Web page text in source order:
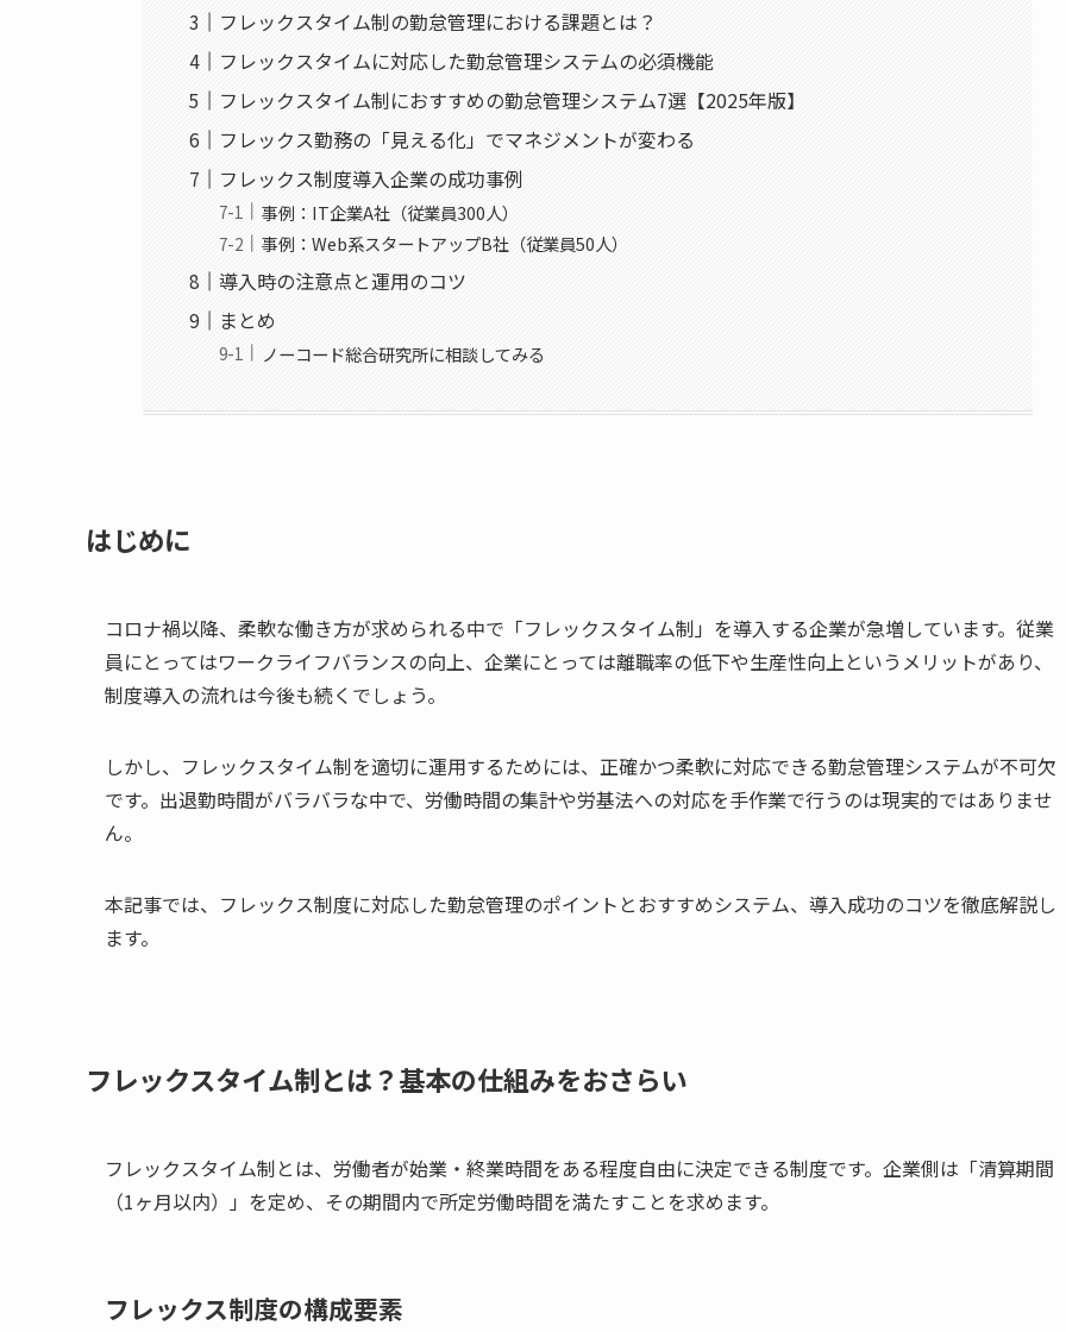
フレックスタイム制の勤怠管理における課題とは？
フレックスタイムに対応した勤怠管理システムの必須機能
フレックスタイム制におすすめの勤怠管理システム7選【2025年版】
フレックス勤務の「見える化」でマネジメントが変わる
フレックス制度導入企業の成功事例
事例：IT企業A社（従業員300人）
事例：Web系スタートアップB社（従業員50人）
導入時の注意点と運用のコツ
まとめ
ノーコード総合研究所に相談してみる
はじめに
コロナ禍以降、柔軟な働き方が求められる中で「フレックスタイム制」を導入する企業が急増しています。従業
員にとってはワークライフバランスの向上、企業にとっては離職率の低下や生産性向上というメリットがあり、
制度導入の流れは今後も続くでしょう。
しかし、フレックスタイム制を適切に運用するためには、正確かつ柔軟に対応できる勤怠管理システムが不可欠
です。出退勤時間がバラバラな中で、労働時間の集計や労基法への対応を手作業で行うのは現実的ではありませ
ん。
本記事では、フレックス制度に対応した勤怠管理のポイントとおすすめシステム、導入成功のコツを徹底解説し
ます。
フレックスタイム制とは？基本の仕組みをおさらい
フレックスタイム制とは、労働者が始業・終業時間をある程度自由に決定できる制度です。企業側は「清算期間
（1ヶ月以内）」を定め、その期間内で所定労働時間を満たすことを求めます。
フレックス制度の構成要素